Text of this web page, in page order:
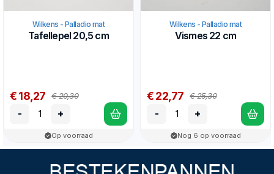
Wilkens - Palladio mat
Tafellepel 20,5 cm
€ 18,27 € 20,30
- +
Op voorraad
Wilkens - Palladio mat
Vismes 22 cm
€ 22,77 € 25,30
- +
Nog 6 op voorraad